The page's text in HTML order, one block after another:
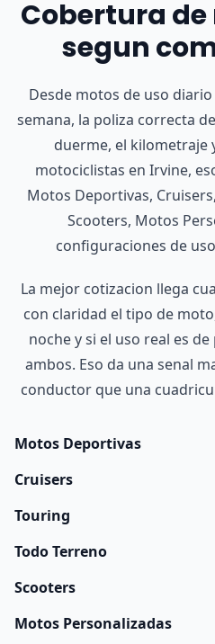
Cobertura
segun
Desde motos de uso
semana, la poliza correcta
duerme, el kilometraje
motociclistas en Irvine,
Motos Deportivas,
Scooters, Motos
configuraciones de
La mejor cotizacion llega
con claridad el tipo de
noche y si el uso real es
ambos. Eso da una senal
conductor que una
Motos Deportivas
Cruisers
Touring
Todo Terreno
Scooters
Motos Personalizadas